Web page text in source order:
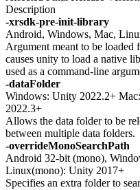
Description
-xrsdk-pre-init-library
Android, Windows, Mac,
Argument meant to be
causes unity to load a native
used as a command-line
-dataFolder
Windows: Unity 2022.2+
2022.3+
Allows the data folder to be
between multiple data folders.
-overrideMonoSearchPath
Android 32-bit (mono),
Linux(mono): Unity 2017+
Specifies an extra folder to